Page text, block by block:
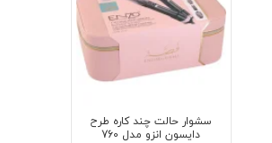
سشوار حالت چند کاره طرح
دایسون انزو مدل 760